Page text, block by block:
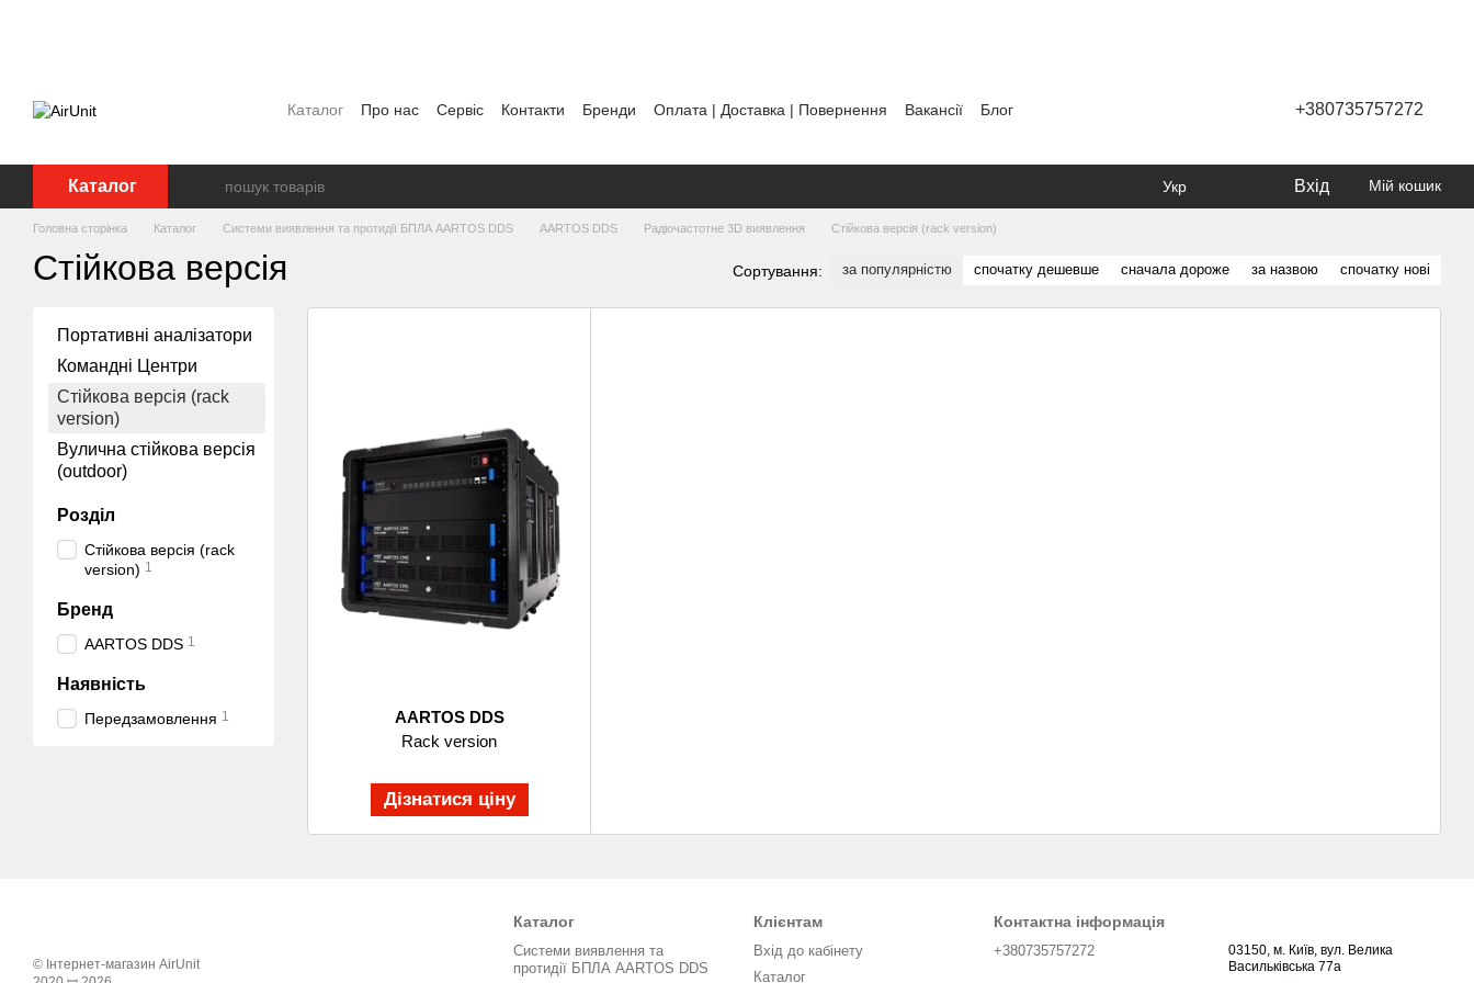
Каталог Про нас Сервіс Контакти Бренди Оплата | Доставка | Повернення Вакансії
Блог
+380735757272
Каталог Укр Вхід Мій кошик
Головна сторінка Каталог Системи виявлення та протидії БПЛА AARTOS DDS AARTOS DDS Радіочастотне 3D виявлення Стійкова версія (rack version)
Стійкова версія Сортування: за популярністю спочатку дешевше сначала дороже за назвою спочатку нові
AARTOS DDS
Rack version
Дізнатися ціну
Портативні аналізатори
Командні Центри
Стійкова версія (rack
version)
Вулична стійкова версія
(outdoor)
Розділ
Стійкова версія (rack
version) 1
Бренд
AARTOS DDS 1
Наявність
Передзамовлення 1
© Інтернет-магазин AirUnit
Каталог
Системи виявлення та
протидії БПЛА AARTOS DDS
Клієнтам
Вхід до кабінету
Каталог
Контактна інформація
+380735757272
03150, м. Київ, вул. Велика
Васильківська 77а